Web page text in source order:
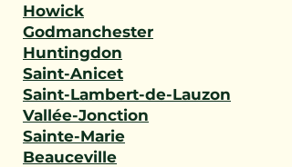
Howick
Godmanchester
Huntingdon
Saint-Anicet
Saint-Lambert-de-Lauzon
Vallée-Jonction
Sainte-Marie
Beauceville